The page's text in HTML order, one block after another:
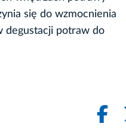
się do wzmocnienia
degustacji potraw do